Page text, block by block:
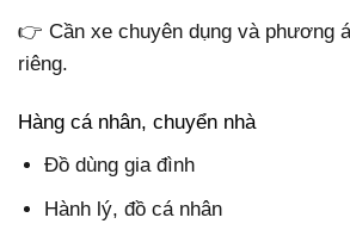
👉 Cần xe chuyên dụng và phương
riêng.
Hàng cá nhân, chuyển nhà
Đồ dùng gia đình
Hành lý, đồ cá nhân